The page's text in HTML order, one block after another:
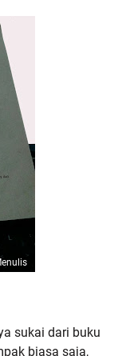
sukai dari buku
biasa saja,